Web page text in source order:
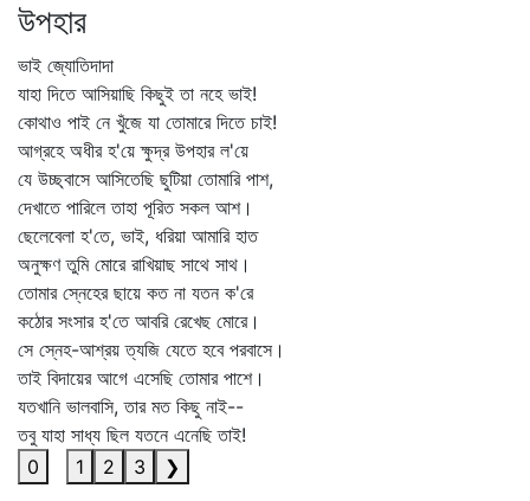
উপহার
ভাই জ্যোতিদাদা
যাহা দিতে আসিয়াছি কিছুই তা নহে ভাই!
কোথাও পাই নে খুঁজে যা তোমারে দিতে চাই!
আগ্রহে অধীর হ'য়ে ক্ষুদ্র উপহার ল'য়ে
যে উচ্ছ্বাসে আসিতেছি ছুটিয়া তোমারি পাশ,
দেখাতে পারিলে তাহা পূরিত সকল আশ।
ছেলেবেলা হ'তে, ভাই, ধরিয়া আমারি হাত
অনুক্ষণ তুমি মোরে রাখিয়াছ সাথে সাথ।
তোমার স্নেহের ছায়ে কত না যতন ক'রে
কঠোর সংসার হ'তে আবরি রেখেছ মোরে।
সে স্নেহ-আশ্রয় ত্যজি যেতে হবে পরবাসে।
তাই বিদায়ের আগে এসেছি তোমার পাশে।
যতখানি ভালবাসি, তার মত কিছু নাই--
তবু যাহা সাধ্য ছিল যতনে এনেছি তাই!
0
1 2 3 ❯